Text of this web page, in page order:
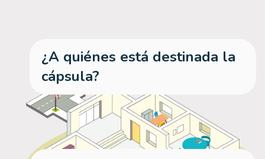
¿A quiénes está destinada la
cápsula?